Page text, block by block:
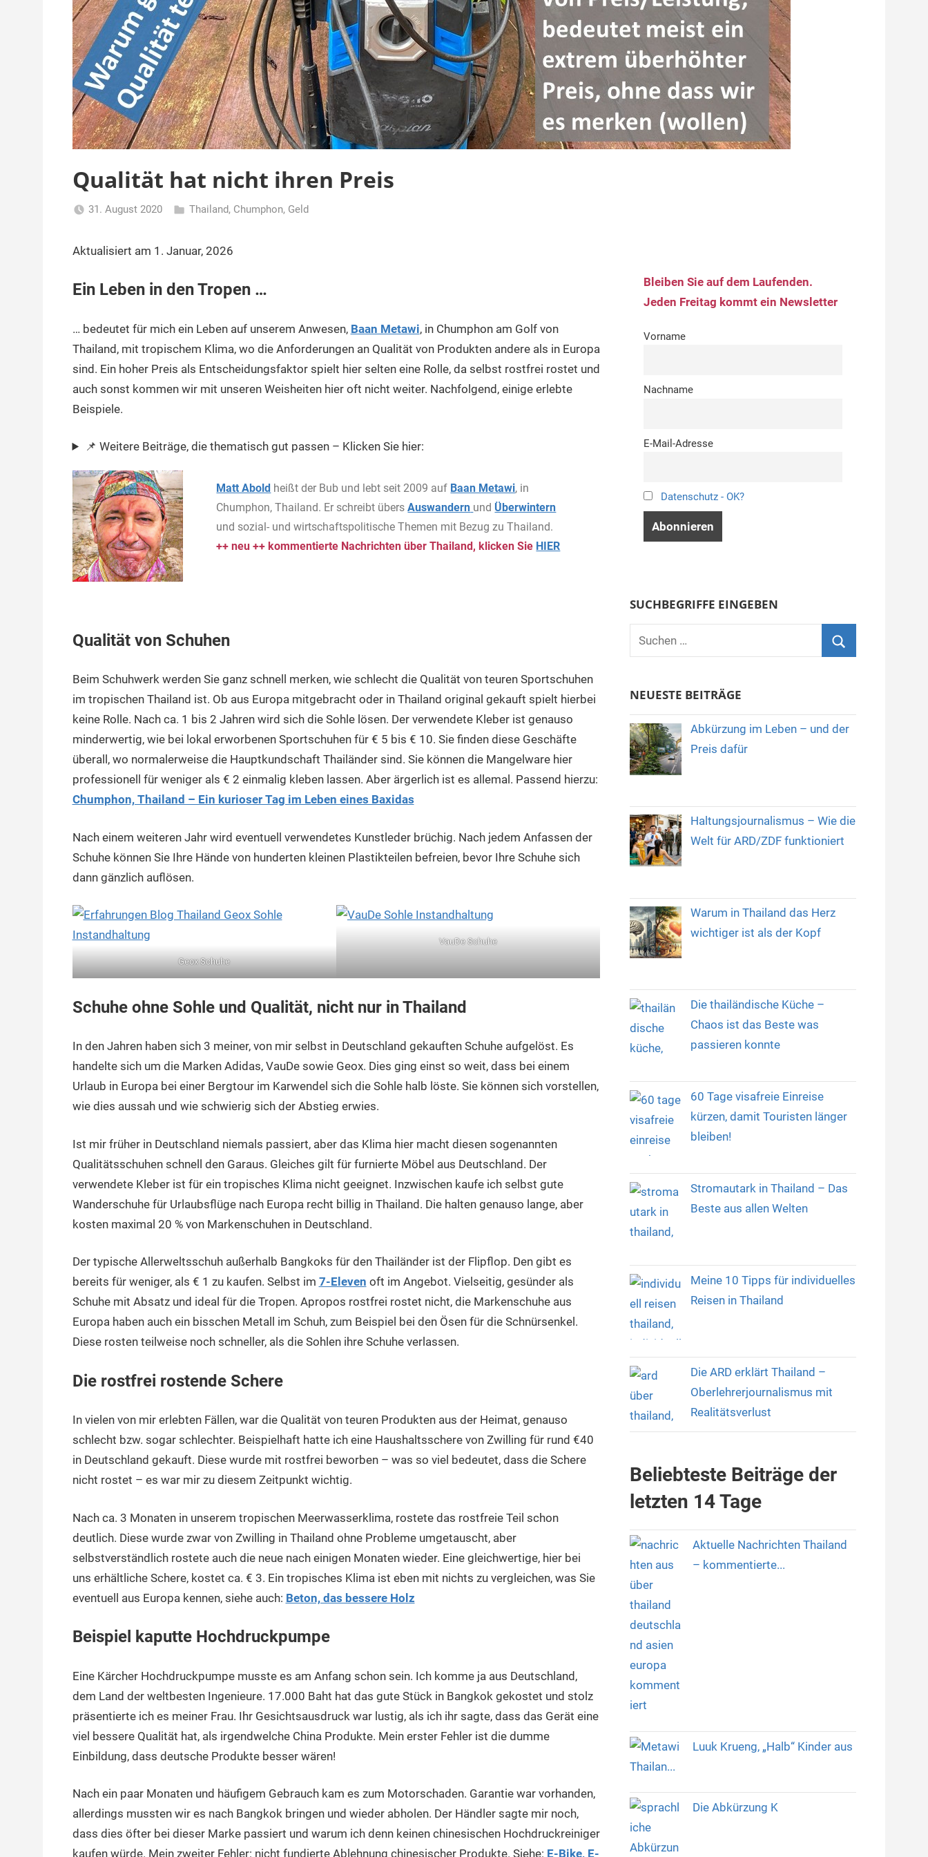
Qualität hat nicht ihren Preis
31. August 2020
Thailand, Chumphon, Geld
Aktualisiert am 1. Januar, 2026
Ein Leben in den Tropen …
… bedeutet für mich ein Leben auf unserem Anwesen, Baan Metawi, in Chumphon am Golf von
Thailand, mit tropischem Klima, wo die Anforderungen an Qualität von Produkten andere als in Europa
sind. Ein hoher Preis als Entscheidungsfaktor spielt hier selten eine Rolle, da selbst rostfrei rostet und
auch sonst kommen wir mit unseren Weisheiten hier oft nicht weiter. Nachfolgend, einige erlebte
Beispiele.
📌 Weitere Beiträge, die thematisch gut passen – Klicken Sie hier:
Matt Abold heißt der Bub und lebt seit 2009 auf Baan Metawi, in
Chumphon, Thailand. Er schreibt übersAuswandern und Überwintern
und sozial- und wirtschaftspolitische Themen mit Bezug zu Thailand.
++ neu ++ kommentierte Nachrichten über Thailand, klicken Sie HIER
Qualität von Schuhen
Beim Schuhwerk werden Sie ganz schnell merken, wie schlecht die Qualität von teuren Sportschuhen
im tropischen Thailand ist. Ob aus Europa mitgebracht oder in Thailand original gekauft spielt hierbei
keine Rolle. Nach ca. 1 bis 2 Jahren wird sich die Sohle lösen. Der verwendete Kleber ist genauso
minderwertig, wie bei lokal erworbenen Sportschuhen für € 5 bis € 10. Sie finden diese Geschäfte
überall, wo normalerweise die Hauptkundschaft Thailänder sind. Sie können die Mangelware hier
professionell für weniger als € 2 einmalig kleben lassen. Aber ärgerlich ist es allemal. Passend hierzu:
Chumphon, Thailand – Ein kurioser Tag im Leben eines Baxidas
Nach einem weiteren Jahr wird eventuell verwendetes Kunstleder brüchig. Nach jedem Anfassen der
Schuhe können Sie Ihre Hände von hunderten kleinen Plastikteilen befreien, bevor Ihre Schuhe sich
dann gänzlich auflösen.
Geox Schuhe
VauDe Schuhe
Schuhe ohne Sohle und Qualität, nicht nur in Thailand
In den Jahren haben sich 3 meiner, von mir selbst in Deutschland gekauften Schuhe aufgelöst. Es
handelte sich um die Marken Adidas, VauDe sowie Geox. Dies ging einst so weit, dass bei einem
Urlaub in Europa bei einer Bergtour im Karwendel sich die Sohle halb löste. Sie können sich vorstellen,
wie dies aussah und wie schwierig sich der Abstieg erwies.
Ist mir früher in Deutschland niemals passiert, aber das Klima hier macht diesen sogenannten
Qualitätsschuhen schnell den Garaus. Gleiches gilt für furnierte Möbel aus Deutschland. Der
verwendete Kleber ist für ein tropisches Klima nicht geeignet. Inzwischen kaufe ich selbst gute
Wanderschuhe für Urlaubsflüge nach Europa recht billig in Thailand. Die halten genauso lange, aber
kosten maximal 20 % von Markenschuhen in Deutschland.
Der typische Allerweltsschuh außerhalb Bangkoks für den Thailänder ist der Flipflop. Den gibt es
bereits für weniger, als € 1 zu kaufen. Selbst im 7-Eleven oft im Angebot. Vielseitig, gesünder als
Schuhe mit Absatz und ideal für die Tropen. Apropos rostfrei rostet nicht, die Markenschuhe aus
Europa haben auch ein bisschen Metall im Schuh, zum Beispiel bei den Ösen für die Schnürsenkel.
Diese rosten teilweise noch schneller, als die Sohlen ihre Schuhe verlassen.
Die rostfrei rostende Schere
In vielen von mir erlebten Fällen, war die Qualität von teuren Produkten aus der Heimat, genauso
schlecht bzw. sogar schlechter. Beispielhaft hatte ich eine Haushaltsschere von Zwilling für rund €40
in Deutschland gekauft. Diese wurde mit rostfrei beworben – was so viel bedeutet, dass die Schere
nicht rostet – es war mir zu diesem Zeitpunkt wichtig.
Nach ca. 3 Monaten in unserem tropischen Meerwasserklima, rostete das rostfreie Teil schon
deutlich. Diese wurde zwar von Zwilling in Thailand ohne Probleme umgetauscht, aber
selbstverständlich rostete auch die neue nach einigen Monaten wieder. Eine gleichwertige, hier bei
uns erhältliche Schere, kostet ca. € 3. Ein tropisches Klima ist eben mit nichts zu vergleichen, was Sie
eventuell aus Europa kennen, siehe auch: Beton, das bessere Holz
Beispiel kaputte Hochdruckpumpe
Eine Kärcher Hochdruckpumpe musste es am Anfang schon sein. Ich komme ja aus Deutschland,
dem Land der weltbesten Ingenieure. 17.000 Baht hat das gute Stück in Bangkok gekostet und stolz
präsentierte ich es meiner Frau. Ihr Gesichtsausdruck war lustig, als ich ihr sagte, dass das Gerät eine
viel bessere Qualität hat, als irgendwelche China Produkte. Mein erster Fehler ist die dumme
Einbildung, dass deutsche Produkte besser wären!
Nach ein paar Monaten und häufigem Gebrauch kam es zum Motorschaden. Garantie war vorhanden,
allerdings mussten wir es nach Bangkok bringen und wieder abholen. Der Händler sagte mir noch,
dass dies öfter bei dieser Marke passiert und warum ich denn keinen chinesischen Hochdruckreiniger
kaufen würde. Mein zweiter Fehler: nicht fundierte Ablehnung chinesischer Produkte. Siehe: E-Bike, E-
Bleiben Sie auf dem Laufenden.
Jeden Freitag kommt ein Newsletter
Vorname
Nachname
E-Mail-Adresse
Datenschutz - OK?
SUCHBEGRIFFE EINGEBEN
Suchen
nach:
NEUESTE BEITRÄGE
Abkürzung im Leben – und der
Preis dafür
Haltungsjournalismus – Wie die
Welt für ARD/ZDF funktioniert
Warum in Thailand das Herz
wichtiger ist als der Kopf
Die thailändische Küche –
Chaos ist das Beste was
passieren konnte
60 Tage visafreie Einreise
kürzen, damit Touristen länger
bleiben!
Stromautark in Thailand – Das
Beste aus allen Welten
Meine 10 Tipps für individuelles
Reisen in Thailand
Die ARD erklärt Thailand –
Oberlehrerjournalismus mit
Realitätsverlust
Beliebteste Beiträge der
letzten 14 Tage
Aktuelle Nachrichten Thailand
– kommentierte...
Luuk Krueng, „Halb“ Kinder aus
Thailan...
Die Abkürzung K